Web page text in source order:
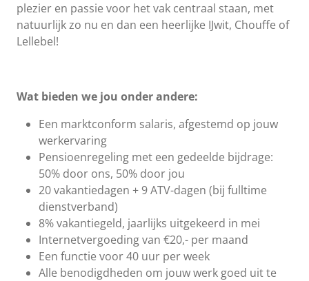
plezier en passie voor het vak centraal staan, met
natuurlijk zo nu en dan een heerlijke IJwit, Chouffe of
Lellebel!
Wat bieden we jou onder andere:
Een marktconform salaris, afgestemd op jouw
werkervaring
Pensioenregeling met een gedeelde bijdrage:
50% door ons, 50% door jou
20 vakantiedagen + 9 ATV-dagen (bij fulltime
dienstverband)
8% vakantiegeld, jaarlijks uitgekeerd in mei
Internetvergoeding van €20,- per maand
Een functie voor 40 uur per week
Alle benodigdheden om jouw werk goed uit te